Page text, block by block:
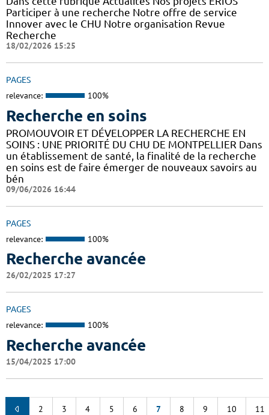
Participer à une recherche Notre offre de service
Innover avec le CHU Notre organisation Revue
Recherche
18/02/2026 15:25
PAGES
relevance: 100%
Recherche en soins
PROMOUVOIR ET DÉVELOPPER LA RECHERCHE EN
SOINS : UNE PRIORITÉ DU CHU DE MONTPELLIER Dans
un établissement de santé, la finalité de la recherche
en soins est de faire émerger de nouveaux savoirs au
bén
09/06/2026 16:44
PAGES
relevance: 100%
Recherche avancée
26/02/2025 17:27
PAGES
relevance: 100%
Recherche avancée
15/04/2025 17:00
2 3 4 5 6 7 8 9 10 11